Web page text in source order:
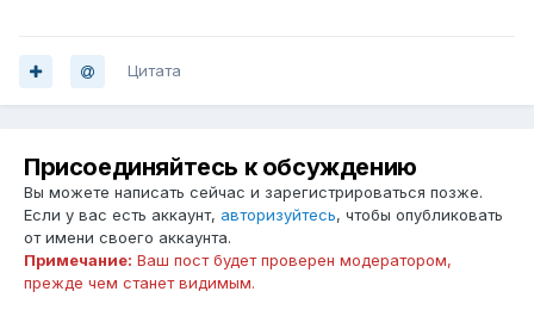
Цитата
Присоединяйтесь к обсуждению
Вы можете написать сейчас и зарегистрироваться позже.
Если у вас есть аккаунт, авторизуйтесь, чтобы опубликовать
от имени своего аккаунта.
Примечание: Ваш пост будет проверен модератором,
прежде чем станет видимым.